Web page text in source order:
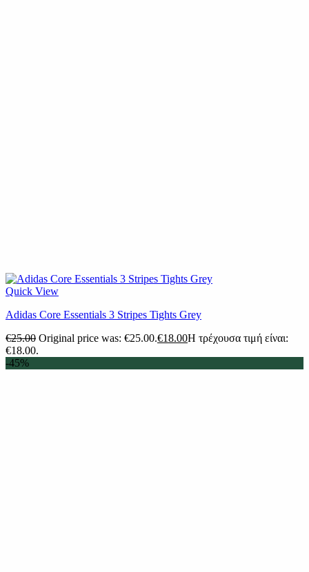
Quick View
Adidas Core Essentials 3 Stripes Tights Grey
€25.00 Original price was: €25.00.€18.00Η τρέχουσα τιμή είναι:
€18.00.
-45%